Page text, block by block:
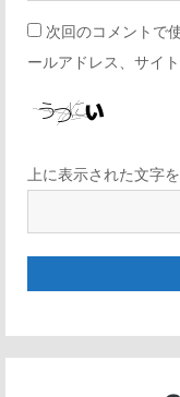
次回のコメントで
ールアドレス、サイト
上に表示された文字